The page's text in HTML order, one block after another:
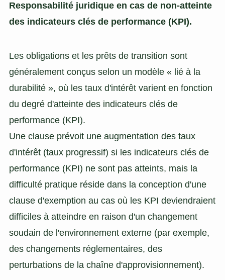
Responsabilité juridique en cas de non-atteinte
des indicateurs clés de performance (KPI).
Les obligations et les prêts de transition sont
généralement conçus selon un modèle « lié à la
durabilité », où les taux d'intérêt varient en fonction
du degré d'atteinte des indicateurs clés de
performance (KPI).
Une clause prévoit une augmentation des taux
d'intérêt (taux progressif) si les indicateurs clés de
performance (KPI) ne sont pas atteints, mais la
difficulté pratique réside dans la conception d'une
clause d'exemption au cas où les KPI deviendraient
difficiles à atteindre en raison d'un changement
soudain de l'environnement externe (par exemple,
des changements réglementaires, des
perturbations de la chaîne d'approvisionnement).